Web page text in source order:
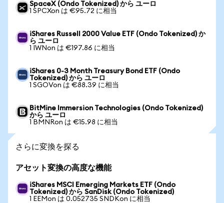
SpaceX (Ondo Tokenized) から ユーロ
1 SPCXon は €95.72 に相当
iShares Russell 2000 Value ETF (Ondo Tokenized) か
ら ユーロ
1 IWNon は €197.86 に相当
iShares 0-3 Month Treasury Bond ETF (Ondo
Tokenized) から ユーロ
1 SGOVon は €88.39 に相当
BitMine Immersion Technologies (Ondo Tokenized)
から ユーロ
1 BMNRon は €15.98 に相当
さらに変換を探る
アセット変換の高度な機能
iShares MSCI Emerging Markets ETF (Ondo
Tokenized) から SanDisk (Ondo Tokenized)
1 EEMon は 0.052735 SNDKon に相当